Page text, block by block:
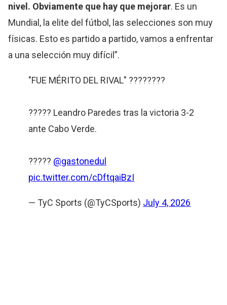
nivel. Obviamente que hay que mejorar. Es un
Mundial, la elite del fútbol, las selecciones son muy
físicas. Esto es partido a partido, vamos a enfrentar
a una selección muy difícil”.
"FUE MÉRITO DEL RIVAL" ????????
????? Leandro Paredes tras la victoria 3-2
ante Cabo Verde.
????? @gastonedul
pic.twitter.com/cDftqaiBzI
— TyC Sports (@TyCSports) July 4, 2026